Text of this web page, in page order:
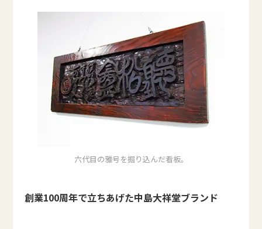
六代目の雅号を掘り込んだ看板。
創業100周年で立ちあげた中島大祥堂ブランド